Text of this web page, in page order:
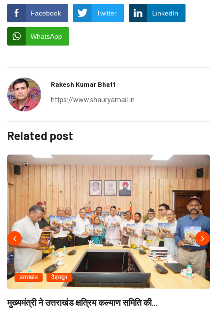
Facebook Twitter LinkedIn
WhatsApp
Rakesh Kumar Bhatt
https://www.shauryamail.in
Related post
उत्तराखंड देहरादून
मुख्यमंत्री ने उत्तराखंड क्षत्रिय कल्याण समिति की...